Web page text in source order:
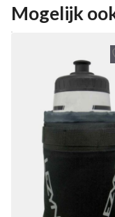
n
5
Mogelijk